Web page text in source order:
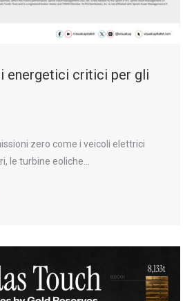
energetici critici per gli
zero come i veicoli elettrici
le turbine eoliche…